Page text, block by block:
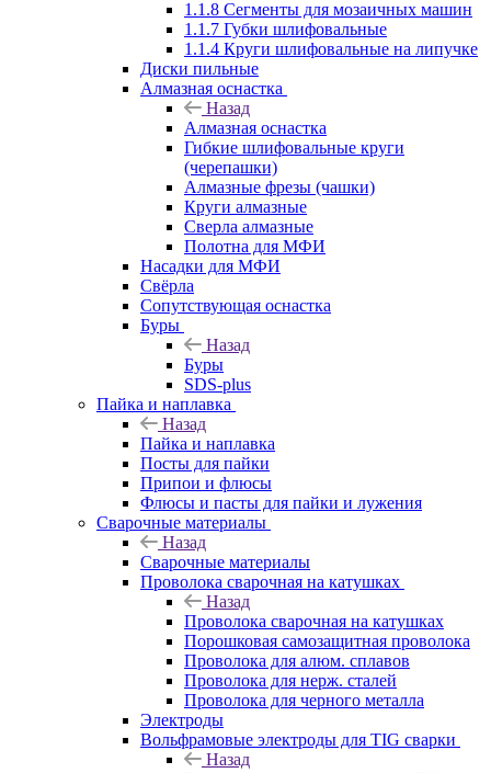
1.1.8 Сегменты для мозаичных машин
1.1.7 Губки шлифовальные
1.1.4 Круги шлифовальные на липучке
Диски пильные
Алмазная оснастка
Назад
Алмазная оснастка
Гибкие шлифовальные круги
(черепашки)
Алмазные фрезы (чашки)
Круги алмазные
Сверла алмазные
Полотна для МФИ
Насадки для МФИ
Свёрла
Сопутствующая оснастка
Буры
Назад
Буры
SDS-plus
Пайка и наплавка
Назад
Пайка и наплавка
Посты для пайки
Припои и флюсы
Флюсы и пасты для пайки и лужения
Сварочные материалы
Назад
Сварочные материалы
Проволока сварочная на катушках
Назад
Проволока сварочная на катушках
Порошковая самозащитная проволока
Проволока для алюм. сплавов
Проволока для нерж. сталей
Проволока для черного металла
Электроды
Вольфрамовые электроды для TIG сварки
Назад